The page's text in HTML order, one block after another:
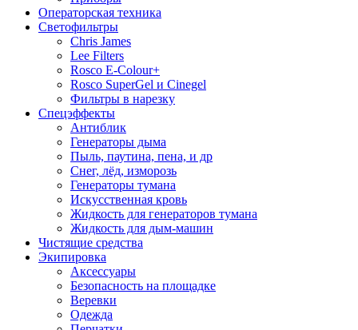
Операторская техника
Светофильтры
Chris James
Lee Filters
Rosco E-Colour+
Rosco SuperGel и Cinegel
Фильтры в нарезку
Спецэффекты
Антиблик
Генераторы дыма
Пыль, паутина, пена, и др
Снег, лёд, изморозь
Генераторы тумана
Искусственная кровь
Жидкость для генераторов тумана
Жидкость для дым-машин
Чистящие средства
Экипировка
Аксессуары
Безопасность на площадке
Веревки
Одежда